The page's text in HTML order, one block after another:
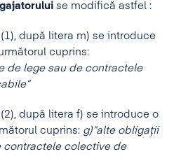
se modifică astfel :
după litera m) se introduce
cuprins:
de lege sau de contractele
după litera f) se introduce o
cuprins: g)”alte obligaţii
contractele colective de